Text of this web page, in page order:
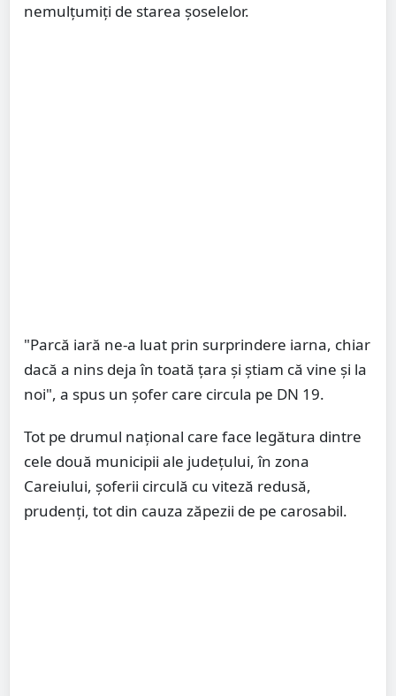
nemulțumiți de starea șoselelor.
"Parcă iară ne-a luat prin surprindere iarna, chiar
dacă a nins deja în toată țara și știam că vine și la
noi", a spus un șofer care circula pe DN 19.
Tot pe drumul național care face legătura dintre
cele două municipii ale județului, în zona
Careiului, șoferii circulă cu viteză redusă,
prudenți, tot din cauza zăpezii de pe carosabil.